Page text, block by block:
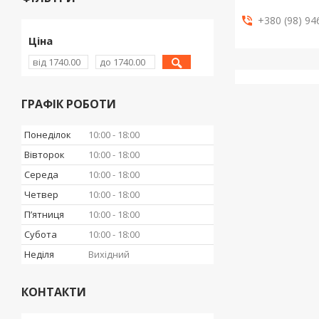
+380 (98)
Ціна
ГРАФІК РОБОТИ
Понеділок 10:00
18:00
Вівторок
10:00
18:00
Середа
10:00
18:00
Четвер
10:00
18:00
Пʼятниця
10:00
18:00
Субота
10:00
18:00
Неділя
Вихідний
КОНТАКТИ